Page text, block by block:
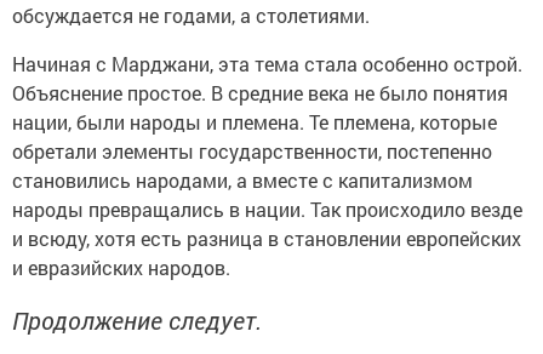
обсуждается не годами, а столетиями.
Начиная с Марджани, эта тема стала особенно острой.
Объяснение простое. В средние века не было понятия
нации, были народы и племена. Те племена, которые
обретали элементы государственности, постепенно
становились народами, а вместе с капитализмом
народы превращались в нации. Так происходило везде
и всюду, хотя есть разница в становлении европейских
и евразийских народов.
Продолжение следует.